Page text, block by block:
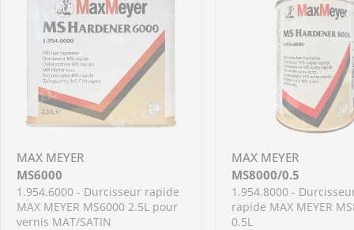
MAX MEYER
MS6000
1.954.6000 - Durcisseur rapide
MAX MEYER MS6000 2.5L pour
vernis MAT/SATIN
MAX MEYER
MS8000/0.5
1.954.8000 -
rapide MAX MEYER
0.5L